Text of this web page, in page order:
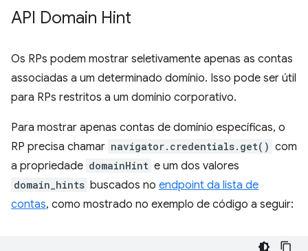
API Domain Hint
Os RPs podem mostrar seletivamente apenas as contas
associadas a um determinado domínio. Isso pode ser útil
para RPs restritos a um domínio corporativo.
Para mostrar apenas contas de domínio específicas, o
RP precisa chamar navigator.credentials.get() com
a propriedade domainHint e um dos valores
domain_hints buscados no endpoint da lista de
contas, como mostrado no exemplo de código a seguir: